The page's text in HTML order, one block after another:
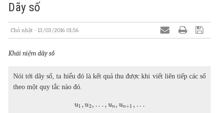
Dãy số
Chủ nhật - 13/03/2016 01:56
Khái niệm dãy số
Nói tới dãy số, ta hiểu đó là kết quả thu được khi viết liên tiếp các số
theo một quy tắc nào đó.
u1 , u2, . . . , un , un+1 , . . .